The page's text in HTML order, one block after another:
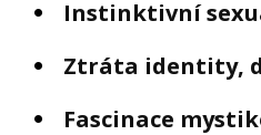
Instinktivní
Ztráta identity,
Fascinace